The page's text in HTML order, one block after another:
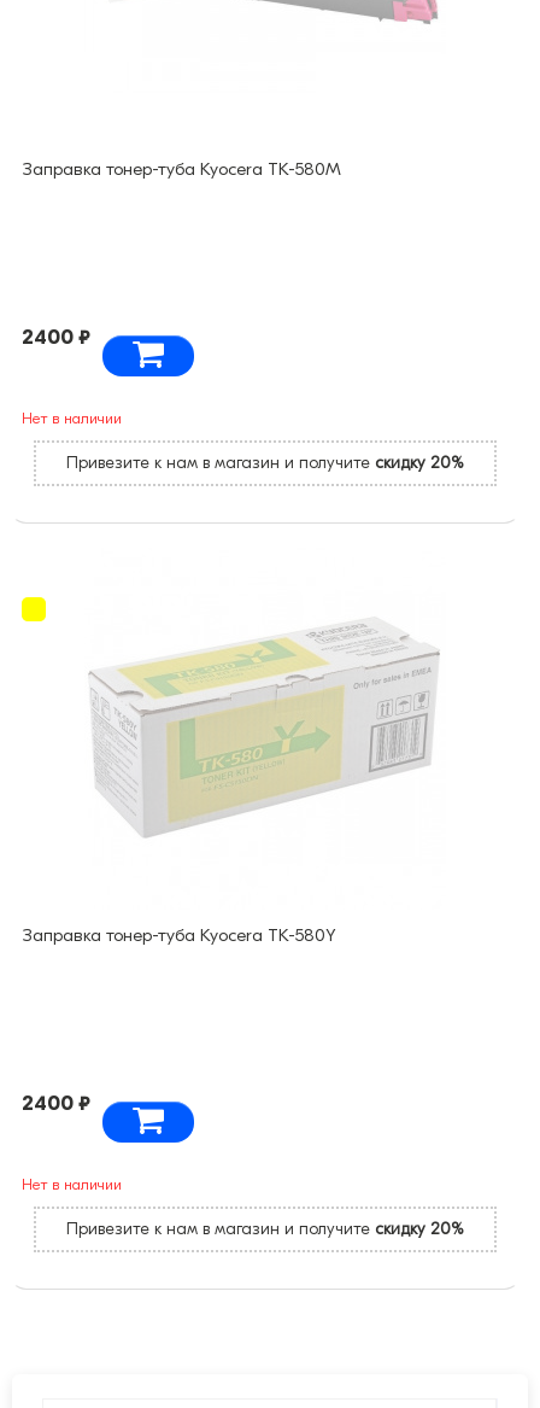
Заправка тонер-туба Kyocera TK-580M
2400 ₽
Нет в наличии
Привезите к нам в магазин и получите скидку 20%
Заправка тонер-туба Kyocera TK-580Y
2400 ₽
Нет в наличии
Привезите к нам в магазин и получите скидку 20%